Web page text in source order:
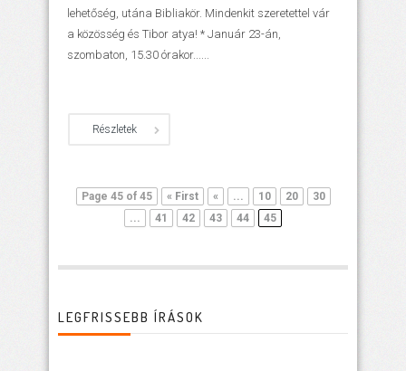
lehetőség, utána Bibliakör. Mindenkit szeretettel vár
a közösség és Tibor atya! * Január 23-án,
szombaton, 15.30 órakor......
Részletek
Page 45 of 45 « First « ... 10 20
30
...
41 42 43 44 45
LEGFRISSEBB ÍRÁSOK